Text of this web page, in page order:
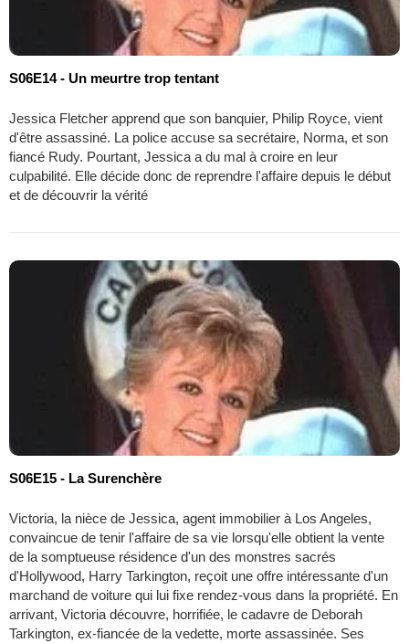
S06E14 - Un meurtre trop tentant
Jessica Fletcher apprend que son banquier, Philip Royce, vient
d'être assassiné. La police accuse sa secrétaire, Norma, et son
fiancé Rudy. Pourtant, Jessica a du mal à croire en leur
culpabilité. Elle décide donc de reprendre l'affaire depuis le début
et de découvrir la vérité
S06E15 - La Surenchère
Victoria, la nièce de Jessica, agent immobilier à Los Angeles,
convaincue de tenir l'affaire de sa vie lorsqu'elle obtient la vente
de la somptueuse résidence d'un des monstres sacrés
d'Hollywood, Harry Tarkington, reçoit une offre intéressante d'un
marchand de voiture qui lui fixe rendez-vous dans la propriété. En
arrivant, Victoria découvre, horrifiée, le cadavre de Deborah
Tarkington, ex-fiancée de la vedette, morte assassinée. Ses